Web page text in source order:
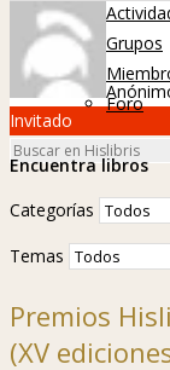
Grupos
Foro
Invitado
Encuentra libros
Categorías
Temas
Premios
(XV